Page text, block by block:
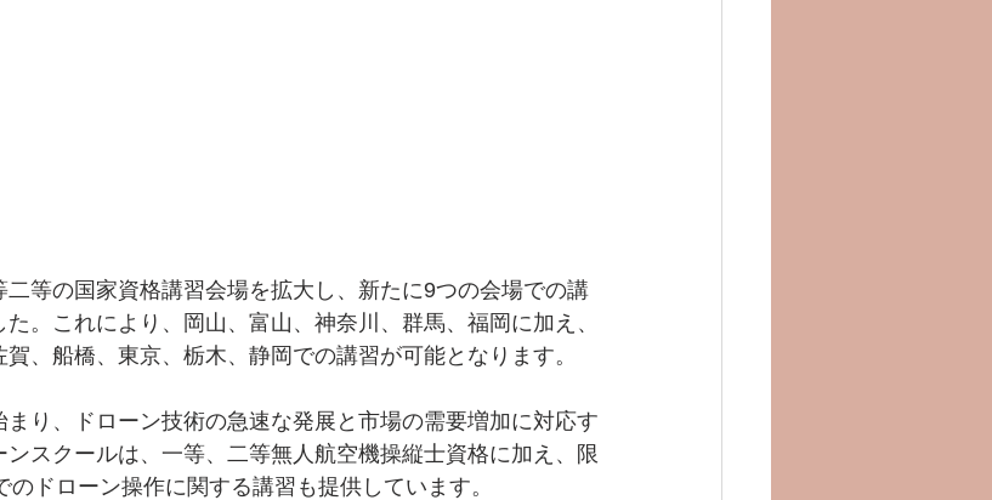
等の国家資格講習会場を拡大し、新たに9つの会場での講
。これにより、岡山、富山、神奈川、群馬、福岡に加え、
、船橋、東京、栃木、静岡での講習が可能となります。
り、ドローン技術の急速な発展と市場の需要増加に対応す
スクールは、一等、二等無人航空機操縦士資格に加え、限
ドローン操作に関する講習も提供しています。